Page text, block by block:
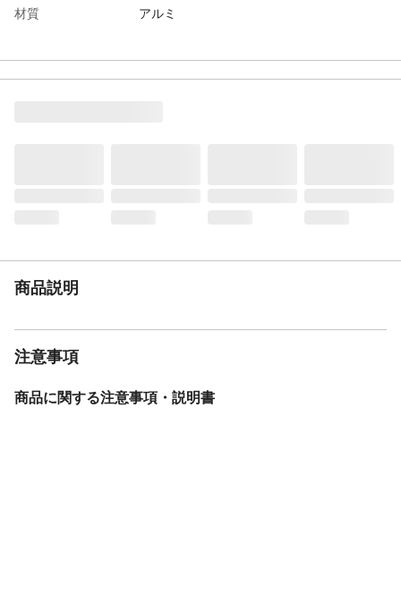
材質
アルミ
使用フォント（漢
DFPまるもじ体W7
商品説明
注意事項
商品に関する注意事項・説明書